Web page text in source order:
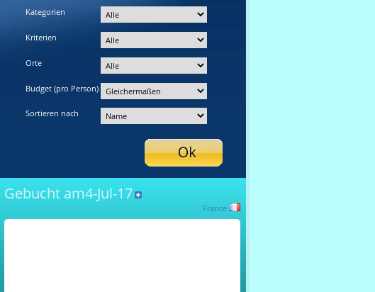
Kategorien
Kriterien
Orte
Budget (pro Person)
Sortieren nach
Gebucht am4-Jul-17
France